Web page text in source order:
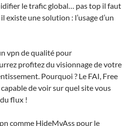
le trafic global… pas top il faut
existe une solution : l’usage d’un
vpn de qualité pour
profitez du visionnage de votre
Pourquoi ? Le FAI, Free
capable de voir sur quel site vous
flux !
comme HideMyAss pour le